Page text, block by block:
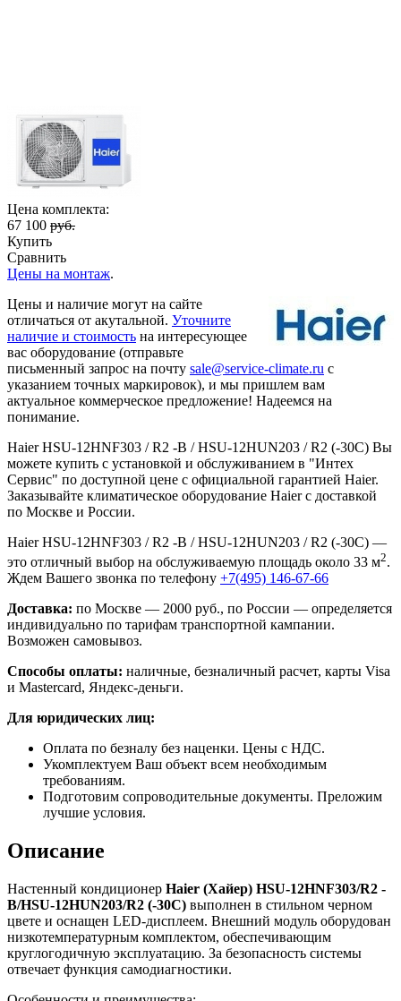
Цена комплекта:
67 100 руб.
Купить
Сравнить
Цены на монтаж.
Цены и наличие могут на сайте
отличаться от акутальной. Уточните
наличие и стоимость на интересующее
вас оборудование (отправьте
письменный запрос на почту sale@service-climate.ru с
указанием точных маркировок), и мы пришлем вам
актуальное коммерческое предложение! Надеемся на
понимание.
Haier HSU-12HNF303 / R2 -B / HSU-12HUN203 / R2 (-30С) Вы
можете купить с установкой и обслуживанием в "Интех
Сервис" по доступной цене с официальной гарантией Haier.
Заказывайте климатическое оборудование Haier с доставкой
по Москве и России.
Haier HSU-12HNF303 / R2 -B / HSU-12HUN203 / R2 (-30С) —
это отличный выбор на обслуживаемую площадь около 33 м2.
Ждем Вашего звонка по телефону +7(495) 146-67-66
Доставка: по Москве — 2000 руб., по России — определяется
индивидуально по тарифам транспортной кампании.
Возможен самовывоз.
Способы оплаты: наличные, безналичный расчет, карты Visa
и Mastercard, Яндекс-деньги.
Для юридических лиц:
Оплата по безналу без наценки. Цены с НДС.
Укомплектуем Ваш объект всем необходимым
требованиям.
Подготовим сопроводительные документы. Преложим
лучшие условия.
Описание
Настенный кондиционер Haier (Хайер) HSU-12HNF303/R2 -
B/HSU-12HUN203/R2 (-30С) выполнен в стильном черном
цвете и оснащен LED-дисплеем. Внешний модуль оборудован
низкотемпературным комплектом, обеспечивающим
круглогодичную эксплуатацию. За безопасность системы
отвечает функция самодиагностики.